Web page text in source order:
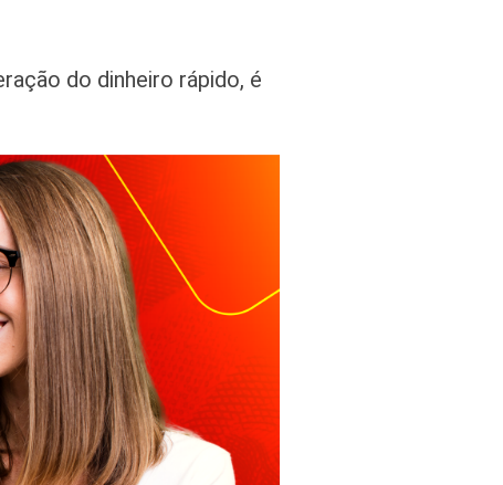
do dinheiro rápido, é